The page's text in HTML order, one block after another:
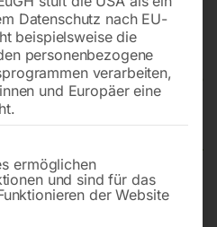
kompl. für
Datenschutz nach EU-
beispielsweise die
personenbezogene
verarbeiten,
und Europäer eine
Gruppen, für die eine
ermöglichen
und sind für das
der Website